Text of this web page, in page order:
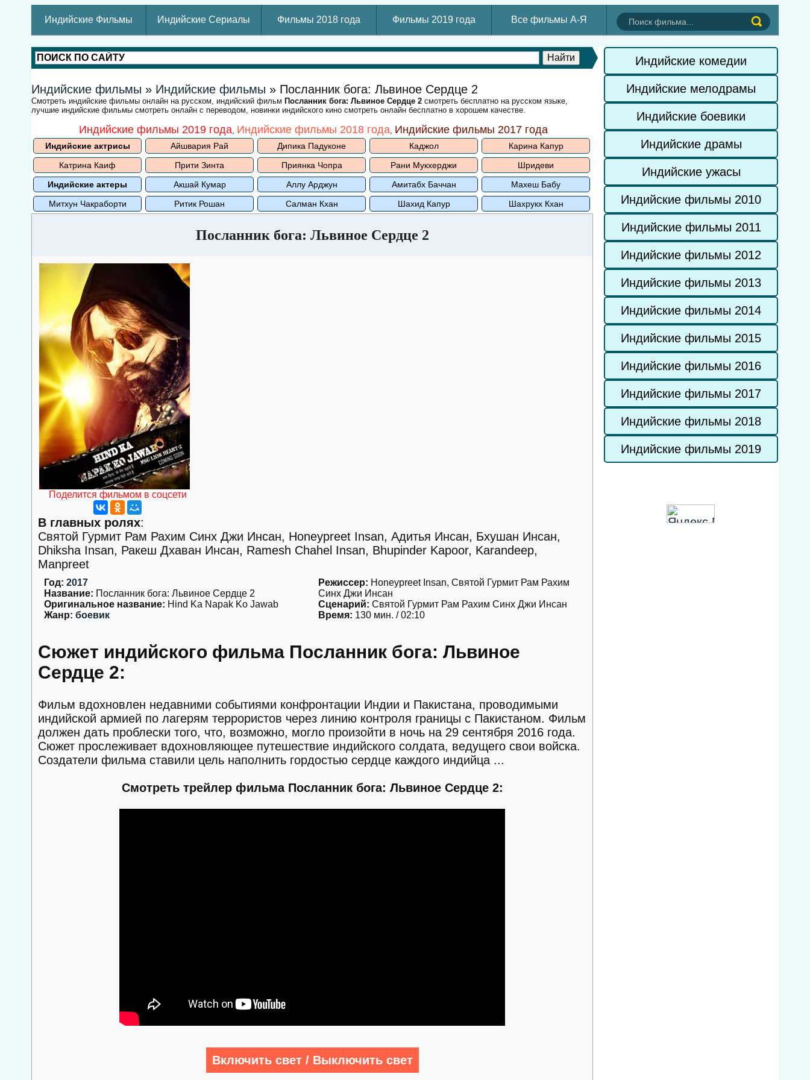
Индийские Фильмы Индийские Сериалы Фильмы 2018 года Фильмы 2019 года Все фильмы А-Я
Индийские фильмы » Индийские фильмы » Посланник бога: Львиное Сердце 2
Смотреть индийские фильмы онлайн на русском, индийский фильм Посланник бога: Львиное Сердце 2 смотреть бесплатно на русском языке,
лучшие индийские фильмы смотреть онлайн с переводом, новинки индийского кино смотреть онлайн бесплатно в хорошем качестве.
Индийские фильмы 2019 года, Индийские фильмы 2018 года, Индийские фильмы 2017 года
Индийские актрисы Айшвария Рай Дипика Падуконе Каджол
Карина Капур
Катрина Каиф
Прити Зинта Приянка Чопра Рани Мукхерджи
Шридеви
Индийские актеры
Акшай Кумар Аллу Арджун Амитабх Баччан
Махеш Бабу
Митхун Чакраборти
Ритик Рошан Салман Кхан Шахид Капур Шахрукх Кхан
Посланник бога: Львиное Сердце 2
Поделится фильмом в соцсети
В главных ролях:
Святой Гурмит Рам Рахим Синх Джи Инсан, Honeypreet Insan, Адитья Инсан, Бхушан Инсан,
Dhiksha Insan, Ракеш Дхаван Инсан, Ramesh Chahel Insan, Bhupinder Kapoor, Karandeep,
Manpreet
Год: 2017
Название: Посланник бога: Львиное Сердце 2
Оригинальное название: Hind Ka Napak Ko Jawab
Жанр: боевик
Режиссер: Honeypreet Insan, Святой Гурмит Рам Рахим
Синх Джи Инсан
Сценарий: Святой Гурмит Рам Рахим Синх Джи Инсан
Время: 130 мин. / 02:10
Сюжет индийского фильма Посланник бога: Львиное
Сердце 2:
Фильм вдохновлен недавними событиями конфронтации Индии и Пакистана, проводимыми
индийской армией по лагерям террористов через линию контроля границы с Пакистаном. Фильм
должен дать проблески того, что, возможно, могло произойти в ночь на 29 сентября 2016 года.
Сюжет прослеживает вдохновляющее путешествие индийского солдата, ведущего свои войска.
Создатели фильма ставили цель наполнить гордостью сердце каждого индийца ...
Смотреть трейлер фильма Посланник бога: Львиное Сердце 2:
Включить свет / Выключить свет
Индийские комедии
Индийские мелодрамы
Индийские боевики
Индийские драмы
Индийские ужасы
Индийские фильмы 2010
Индийские фильмы 2011
Индийские фильмы 2012
Индийские фильмы 2013
Индийские фильмы 2014
Индийские фильмы 2015
Индийские фильмы 2016
Индийские фильмы 2017
Индийские фильмы 2018
Индийские фильмы 2019